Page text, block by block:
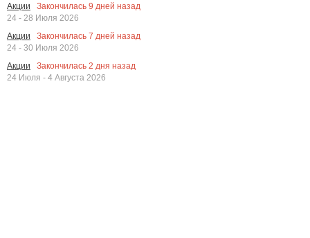
Акции
Закончилась 9 дней назад
24 - 28 Июля 2026
Акции
Закончилась 7 дней назад
24 - 30 Июля 2026
Акции
Закончилась 2 дня назад
24 Июля - 4 Августа 2026